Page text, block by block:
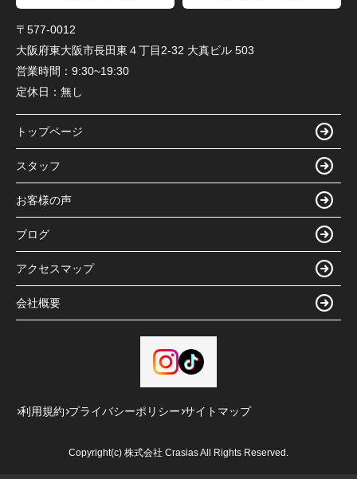
〒577-0012
大阪府東大阪市長田東４丁目2-32 大真ビル 503
営業時間： 9:30~19:30
定休日： 無し
トップページ
スタッフ
お客様の声
ブログ
アクセスマップ
会社概要
利用規約 プライバシーポリシー サイトマップ
Copyright(c) 株式会社 Crasias All Rights Reserved.